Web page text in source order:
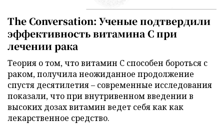
The Conversation: Ученые подтвердили
эффективность витамина C при
лечении рака
Теория о том, что витамин C способен бороться с
раком, получила неожиданное продолжение
спустя десятилетия – современные исследования
показали, что при внутривенном введении в
высоких дозах витамин ведет себя как как
лекарственное средство.